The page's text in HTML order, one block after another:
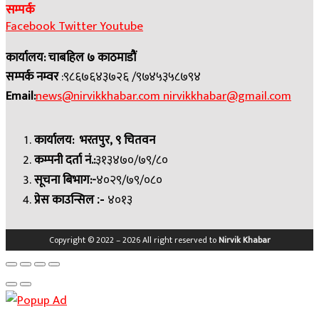
सम्पर्क
FacebookTwitterYoutube
कार्यालय: चाबहिल ७ काठमाडौं
सम्पर्क नम्वर:९८६७६४३७२६ /९७४५३५८७९४
Email:news@nirvikkhabar.comnirvikkhabar@gmail.com
कार्यालय: भरतपुर, ९ चितवन
कम्पनी दर्ता नं.:३१३४७०/७९/८०
सूचना बिभाग:-४०२९/७९/०८०
प्रेस काउन्सिल:- ४०१३
Copyright © 2022 – 2026 All right reserved toNirvik Khabar